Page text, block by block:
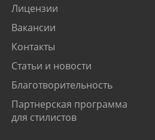
Лицензии
Вакансии
Контакты
Статьи и новости
Благотворительность
Партнерская программа
для стилистов